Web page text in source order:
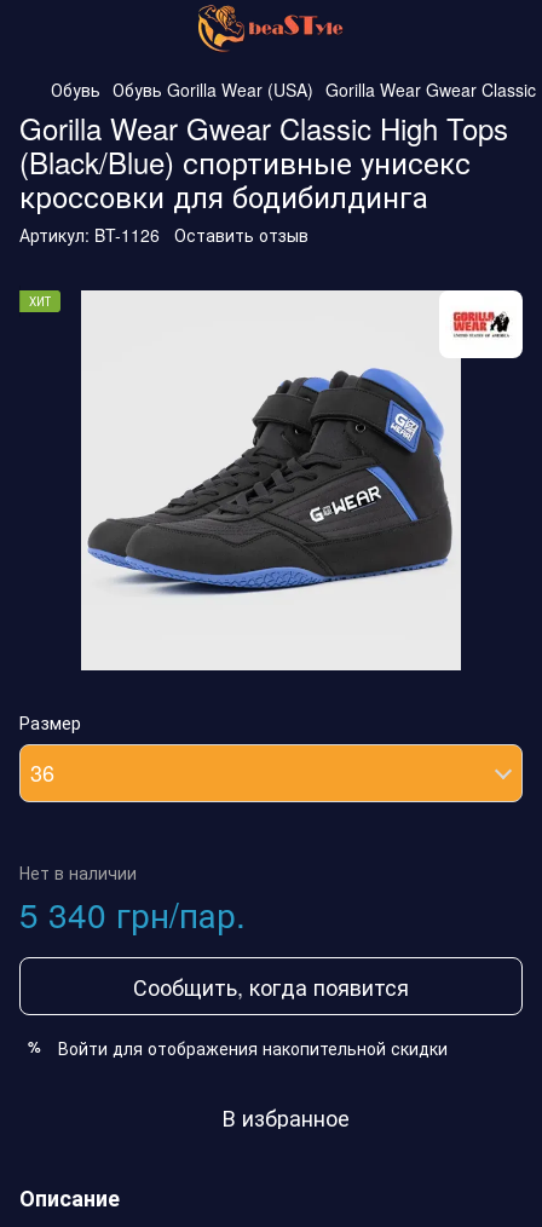
Обувь Обувь Gorilla Wear (USA) Gorilla Wear Gwear
Gorilla Wear Gwear Classic High Tops
(Black/Blue) спортивные унисекс
кроссовки для бодибилдинга
Артикул: BT-1126 Оставить отзыв
ХИТ
Размер
36
Нет в наличии
5 340 грн/пар.
Сообщить, когда появится
% Войти для отображения накопительной скидки
В избранное
Описание